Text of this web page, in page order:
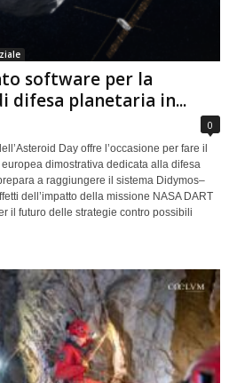
software per la
difesa planetaria in...
0
Day offre l’occasione per fare il
dimostrativa dedicata alla difesa
a raggiungere il sistema Didymos–
dell’impatto della missione NASA DART
il futuro delle strategie contro possibili